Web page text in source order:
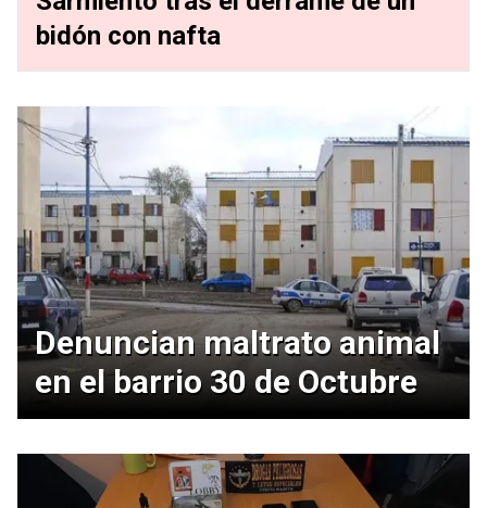
bidón con nafta
Denuncian maltrato animal
en el barrio 30 de Octubre